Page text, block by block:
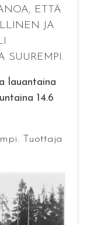
ETTÄ
JA
SUUREMPI.
lauantaina
14.6
Tuottaja